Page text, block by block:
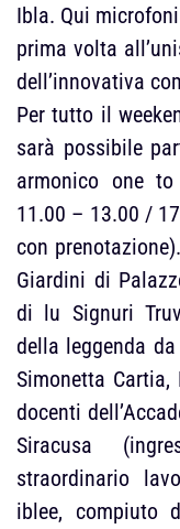
Ibla. Qui
prima volta
dell’innovativa
Per tutto il
sarà possibile
armonico one
11.00 – 13.00 /
con
Giardini di
di lu Signuri
della leggenda
Simonetta
docenti
Siracusa
straordinario
iblee, compiuto